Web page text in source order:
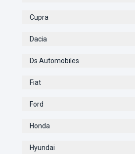
Cupra
Dacia
Ds Automobiles
Fiat
Ford
Honda
Hyundai